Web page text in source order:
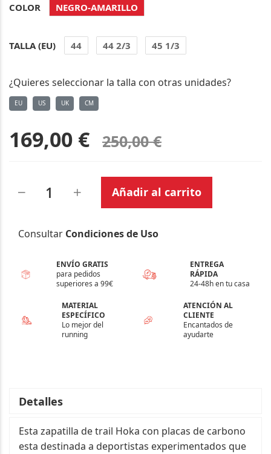
COLOR NEGRO-AMARILLO
TALLA (EU) 44 44 2/3 45 1/3
¿Quieres seleccionar la talla con otras unidades?
EU US UK CM
169,00 € 250,00 €
Añadir al carrito
Consultar Condiciones de Uso
ENVÍO GRATIS
para pedidos
superiores a 99€
ENTREGA
RÁPIDA
24-48h en tu casa
MATERIAL
ESPECÍFICO
Lo mejor del
running
ATENCIÓN AL
CLIENTE
Encantados de
ayudarte
Detalles
Esta zapatilla de trail Hoka con placas de carbono
esta destinada a deportistas experimentados que